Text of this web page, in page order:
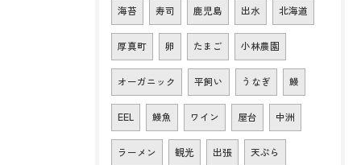
海苔 寿司 鹿児島 出水 北海道
厚真町 卵 たまご 小林農園
オーガニック 平飼い うなぎ 鰻
EEL 鰻魚 ワイン 屋台 中洲
ラーメン 観光 出張 天ぷら